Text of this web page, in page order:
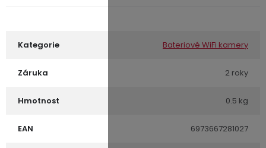
Kategorie Bateriové WiFi kamery
Záruka 2 roky
Hmotnost 0.5 kg
EAN 6973667281027